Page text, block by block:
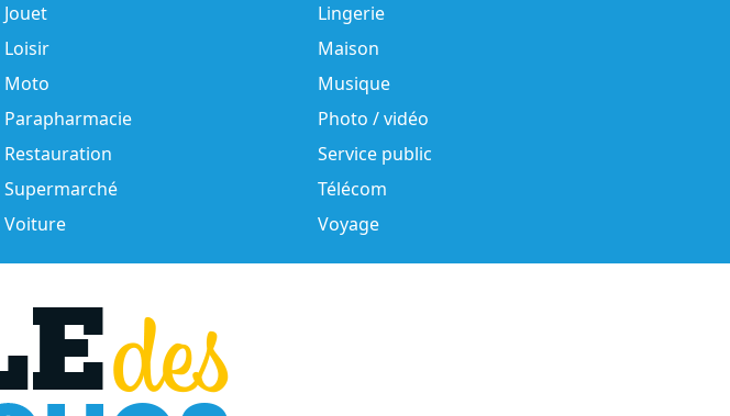
Jouet
Lingerie
Loisir
Maison
Moto
Musique
Parapharmacie
Photo / vidéo
Restauration
Service public
Supermarché
Télécom
Voiture Voyage